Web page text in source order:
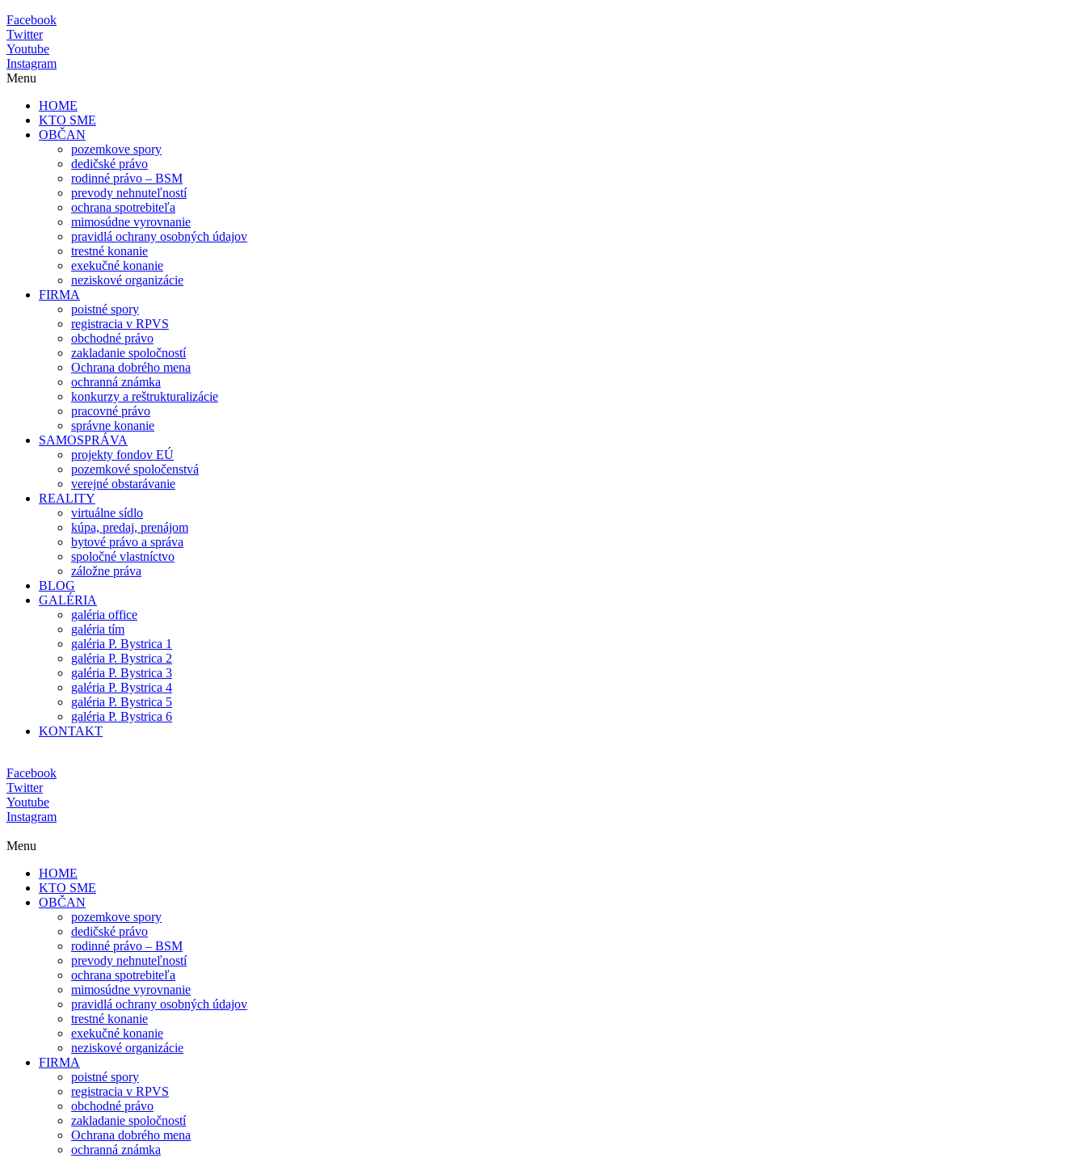
Facebook
Twitter
Youtube
Instagram
Menu
HOME
KTO SME
OBČAN
pozemkove spory
dedičské právo
rodinné právo – BSM
prevody nehnuteľností
ochrana spotrebiteľa
mimosúdne vyrovnanie
pravidlá ochrany osobných údajov
trestné konanie
exekučné konanie
neziskové organizácie
FIRMA
poistné spory
registracia v RPVS
obchodné právo
zakladanie spoločností
Ochrana dobrého mena
ochranná známka
konkurzy a reštrukturalizácie
pracovné právo
správne konanie
SAMOSPRÁVA
projekty fondov EÚ
pozemkové spoločenstvá
verejné obstarávanie
REALITY
virtuálne sídlo
kúpa, predaj, prenájom
bytové právo a správa
spoločné vlastníctvo
záložne práva
BLOG
GALÉRIA
galéria office
galéria tím
galéria P. Bystrica 1
galéria P. Bystrica 2
galéria P. Bystrica 3
galéria P. Bystrica 4
galéria P. Bystrica 5
galéria P. Bystrica 6
KONTAKT
Facebook
Twitter
Youtube
Instagram
Menu
HOME
KTO SME
OBČAN
pozemkove spory
dedičské právo
rodinné právo – BSM
prevody nehnuteľností
ochrana spotrebiteľa
mimosúdne vyrovnanie
pravidlá ochrany osobných údajov
trestné konanie
exekučné konanie
neziskové organizácie
FIRMA
poistné spory
registracia v RPVS
obchodné právo
zakladanie spoločností
Ochrana dobrého mena
ochranná známka